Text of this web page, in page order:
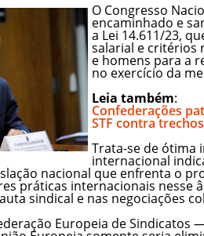
O Congresso
encaminhado e
a Lei 14.611/23,
salarial e critérios
e homens para a
no exercício da
Leia também:
Confederações
STF contra
Trata-se de ótima
internacional
nacional que enfrenta o
práticas internacionais nesse
sindical e nas negociações
Europeia de